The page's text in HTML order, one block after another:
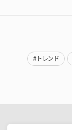
#トレンド